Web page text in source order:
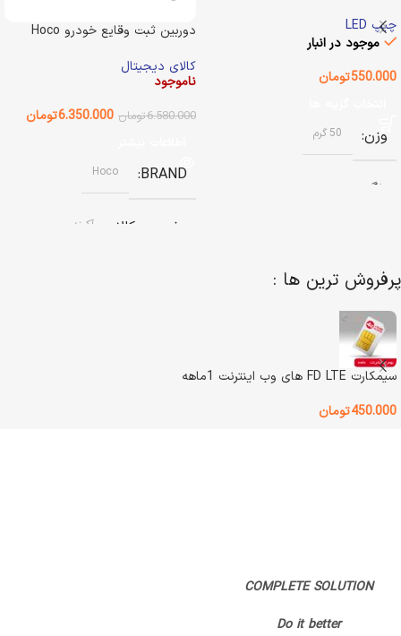
چیپ LED
موجود در انبار
550.000تومان
وزن 50 گرم
رنگ
دوربین ثبت وقایع خودرو Hoco
کالای دیجیتال
ناموجود
6.580.000تومان 6.350.000تومان
BRAND
Hoco
وضعیت کالا آکبند
پرفروش ترین ها :
سیمکارت FD LTE های وب اینترنت 1ماهه
450.000تومان
COMPLETE SOLUTION
Do it better